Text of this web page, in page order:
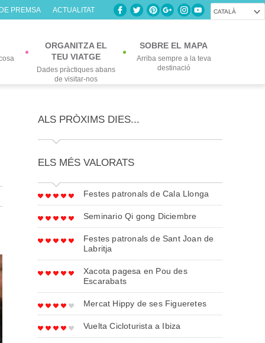
CATALÀ
PREMSA ACTUALITAT
ORGANITZA EL
TEU VIATGE
Dades pràctiques abans
de visitar-nos
SOBRE EL MAPA
Arriba sempre a la teva
destinació
ALS PRÒXIMS DIES...
ELS MÉS VALORATS
Festes patronals de Cala Llonga
Seminario Qi gong Diciembre
Festes patronals de Sant Joan de
Labritja
Xacota pagesa en Pou des
Escarabats
Mercat Hippy de ses Figueretes
Vuelta Cicloturista a Ibiza